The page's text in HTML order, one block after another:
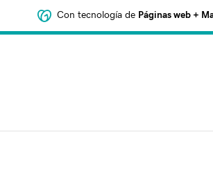
Con tecnología de Páginas web +